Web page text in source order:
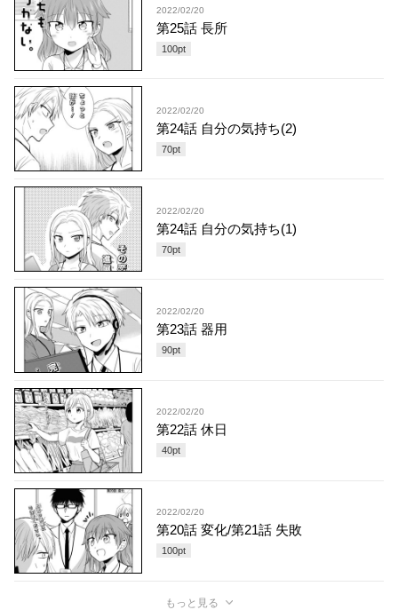
2022/02/20
第25話 長所
100pt
2022/02/20
第24話 自分の気持ち(2)
70pt
2022/02/20
第24話 自分の気持ち(1)
70pt
2022/02/20
第23話 器用
90pt
2022/02/20
第22話 休日
40pt
2022/02/20
第20話 変化/第21話 失敗
100pt
もっと見る